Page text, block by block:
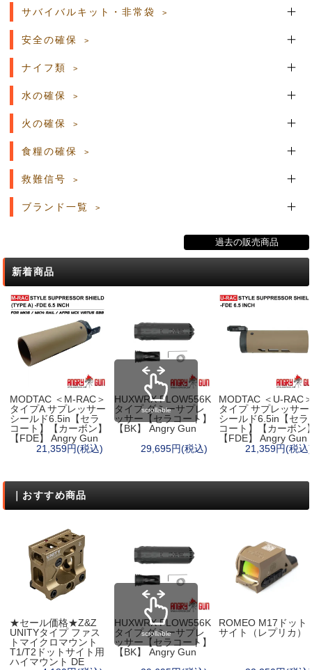
サバイバルキット・非常袋
安全の確保
ナイフ類
水の確保
火の確保
食糧の確保
救難信号
ブランド一覧
過去の販売商品
新着商品
MODTAC ＜M-RAC＞
タイプA サプレッサー
シールド6.5in【セラ
コート】【カーボン】
【FDE】 Angry Gun
21,359円(税込)
HUXWRX FLOW556K
タイプ ダミーサプレ
ッサー【セラコート】
【BK】 Angry Gun
29,695円(税込)
MODTAC ＜U-RAC
タイプ サプレッサー
シールド6.5in【セラ
コート】【カーボン
【FDE】 Angry Gun
21,359円(税込)
scrollable
｜おすすめ商品
★セール価格★Z&Z
UNITYタイプ ファス
トマイクロマウント
T1/T2ドットサイト用
ハイマウント DE
HUXWRX FLOW556K
タイプ ダミーサプレ
ッサー【セラコート】
【BK】 Angry Gun
ROMEO M17ドット
サイト（レプリカ）
scrollable